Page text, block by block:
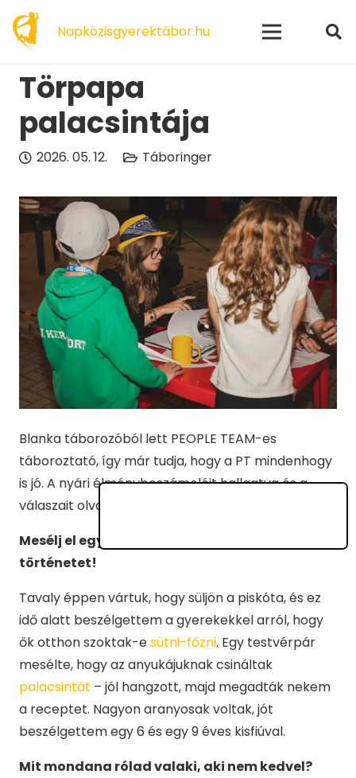
Napközisgyerektábor.hu
Törpapa
palacsintája
2026. 05. 12. Táboringer
Blanka táborozóból lett PEOPLE TEAM-es
táboroztató, így már tudja, hogy a PT mindenhogy
is jó. A nyári élménybeszámolóit hallgatva és a
válaszait olvasva te is így fogod gondolni.
Mesélj el egy számodra különleges tábori
történetet!
Tavaly éppen vártuk, hogy süljön a piskóta, és ez
idő alatt beszélgettem a gyerekekkel arról, hogy
ők otthon szoktak-esütni-főzni. Egy testvérpár
mesélte, hogy az anyukájuknak csináltak
palacsintát – jól hangzott, majd megadták nekem
a receptet. Nagyon aranyosak voltak, jót
beszélgettem egy 6 és egy 9 éves kisfiúval.
Mit mondana rólad valaki, aki nem kedvel?